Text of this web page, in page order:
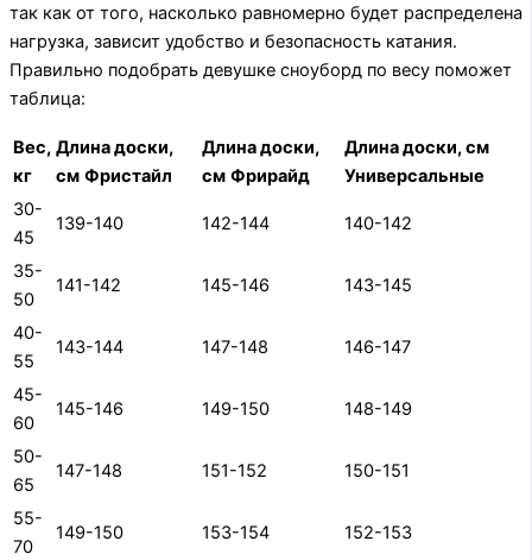
так как от того, насколько равномерно будет распределена
нагрузка, зависит удобство и безопасность катания.
Правильно подобрать девушке сноуборд по весу поможет
таблица:
Вес,
кг
Длина доски,
см Фристайл
Длина доски,
см Фрирайд
Длина доски, см
Универсальные
30-
45
139-140 142-144 140-142
35-
50
141-142 145-146 143-145
40-
55
143-144 147-148 146-147
45-
60
145-146 149-150 148-149
50-
65
147-148 151-152 150-151
55-
70
149-150 153-154 152-153